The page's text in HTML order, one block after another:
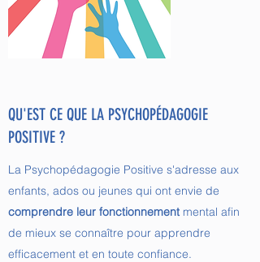
QU'EST CE QUE LA PSYCHOPÉDAGOGIE
POSITIVE ?
La Psychopédagogie Positive s'adresse aux
enfants, ados ou jeunes qui ont envie de
comprendre leur fonctionnement mental afin
de mieux se connaître pour apprendre
efficacement et en toute confiance.